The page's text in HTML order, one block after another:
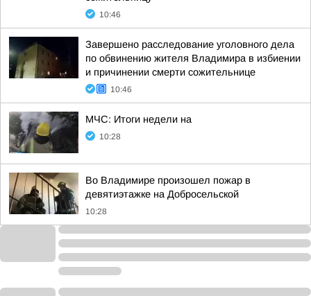
10:46
Завершено расследование уголовного дела
по обвинению жителя Владимира в избиении
и причинении смерти сожительнице
10:46
МЧС: Итоги недели на
10:28
Во Владимире произошел пожар в
девятиэтажке на Добросельской
10:28